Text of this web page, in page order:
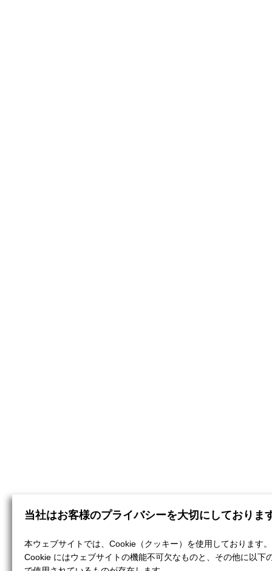
当社はお客様のプライバシーを大切にしておりま
本ウェブサイトでは、Cookie（クッキー）を使用しております。
Cookie にはウェブサイトの機能不可欠なものと、その他に以下